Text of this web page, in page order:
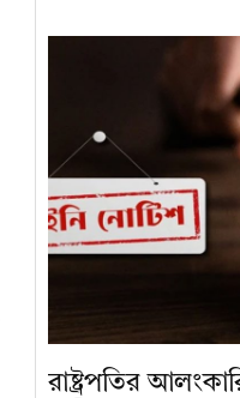
রাষ্ট্রপতির